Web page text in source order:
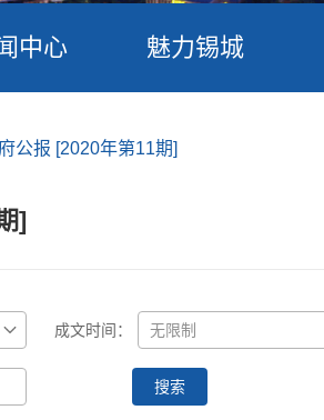
中心 魅力锡城
公报 [2020年第11期]
]
成文时间：
搜索